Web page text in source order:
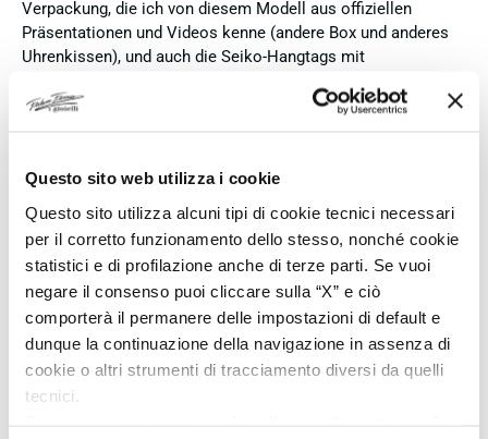
Questo sito web utilizza i cookie
Questo sito utilizza alcuni tipi di cookie tecnici necessari
per il corretto funzionamento dello stesso, nonché cookie
statistici e di profilazione anche di terze parti. Se vuoi
negare il consenso puoi cliccare sulla “X” e ciò
comporterà il permanere delle impostazioni di default e
dunque la continuazione della navigazione in assenza di
cookie o altri strumenti di tracciamento diversi da quelli
tecnici.
Verpackung, die ich von diesem Modell aus offiziellen
Präsentationen und Videos kenne (andere Box und anderes
Uhrenkissen), und auch die Seiko-Hangtags mit
Zustand und weist keine Gebrauchsspuren auf. Dennoch
geliefert wird. Insgesamt empfehle ich den Händler aufgrund
jedoch, dass bei zukünftigen Bestellungen mehr Wert auf
eine vollständige und originale Präsentation gelegt wird.
Acquirente verificato
3 Giorni Fa
Perfetto